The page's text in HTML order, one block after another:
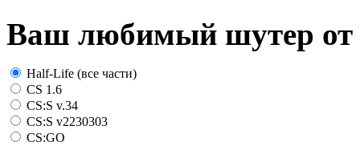
Ваш любимый шутер от
Half-Life (все части)
CS 1.6
CS:S v.34
CS:S v2230303
CS:GO